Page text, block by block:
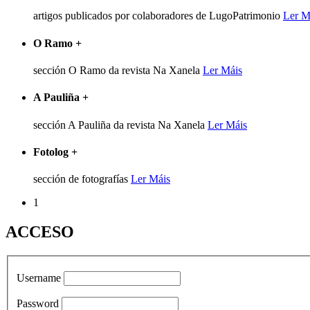
artigos publicados por colaboradores de LugoPatrimonio Ler
O Ramo +
sección O Ramo da revista Na Xanela Ler Máis
A Pauliña +
sección A Pauliña da revista Na Xanela Ler Máis
Fotolog +
sección de fotografías Ler Máis
1
ACCESO
Username
Password